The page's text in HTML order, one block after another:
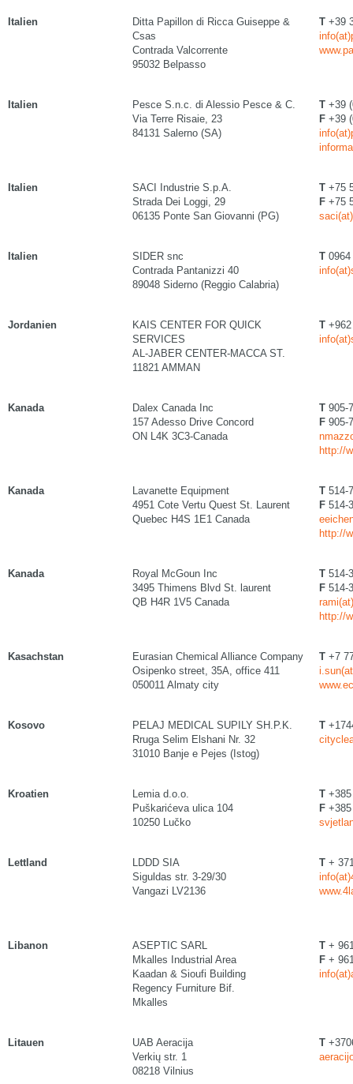
Italien
Ditta Papillon di Ricca Guiseppe &
Csas
Contrada Valcorrente
95032 Belpasso
T +39
Italien
Pesce S.n.c. di Alessio Pesce & C.
Via Terre Risaie, 23
84131 Salerno (SA)
T +39
F +39
Italien
SACI Industrie S.p.A.
Strada Dei Loggi, 29
06135 Ponte San Giovanni (PG)
T +75
F +75
Italien
SIDER snc
Contrada Pantanizzi 40
89048 Siderno (Reggio Calabria)
T 0964
Jordanien
KAIS CENTER FOR QUICK
SERVICES
AL-JABER CENTER-MACCA ST.
11821 AMMAN
T
Kanada
Dalex Canada Inc
157 Adesso Drive Concord
ON L4K 3C3-Canada
T 905-
F 905-
http://
Kanada
Lavanette Equipment
4951 Cote Vertu Quest St. Laurent
Quebec H4S 1E1 Canada
T 514-
F 514-
http://
Kanada
Royal McGoun Inc
3495 Thimens Blvd St. laurent
QB H4R 1V5 Canada
T 514-
F 514-
http://
Kasachstan
Eurasian Chemical Alliance Company
Osipenko street, 35A, office 411
050011 Almaty city
T +7
Kosovo
PELAJ MEDICAL SUPILY SH.P.K.
Rruga Selim Elshani Nr. 32
31010 Banje e Pejes (Istog)
T
Kroatien
Lemia d.o.o.
Puškarićeva ulica 104
10250 Lučko
T
F
Lettland
LDDD SIA
Siguldas str. 3-29/30
Vangazi LV2136
T +
Libanon
ASEPTIC SARL
Mkalles Industrial Area
Kaadan & Sioufi Building
Regency Furniture Bif.
Mkalles
T +
F +
Litauen
UAB Aeracija
Verkių str. 1
08218 Vilnius
T